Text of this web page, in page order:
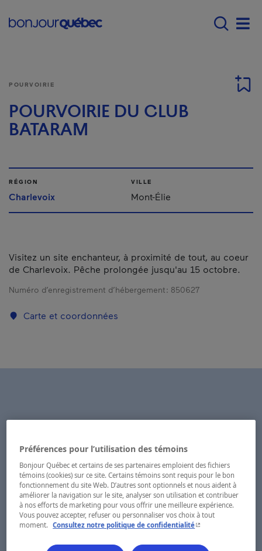
Main navigation -
POURVOIRIE
POURVOIRIE DU CLUB
BATARAM
RÉGION
Charlevoix
VILLE
Mont-Élie
Visitez un site enchanteur, à proximité de tout, au coeur
de Charlevoix. Pêche prolongée jusqu'au 15 octobre.
Numéro d’enregistrement d’hébergement : 850627
Carte et coordonnées
Préférences pour l’utilisation des témoins
Bonjour Québec et certains de ses partenaires emploient des fichiers
témoins (cookies) sur ce site. Certains témoins sont requis pour le bon
fonctionnement du site Web. D’autres sont optionnels et nous aident à
améliorer la navigation sur le site, analyser son utilisation et contribuer
à nos efforts de marketing pour vous offrir une meilleure expérience.
Vous pouvez accepter, refuser ou personnaliser vos choix à tout
moment.
Consultez notre politique de confidentialité- Cet hyperlien